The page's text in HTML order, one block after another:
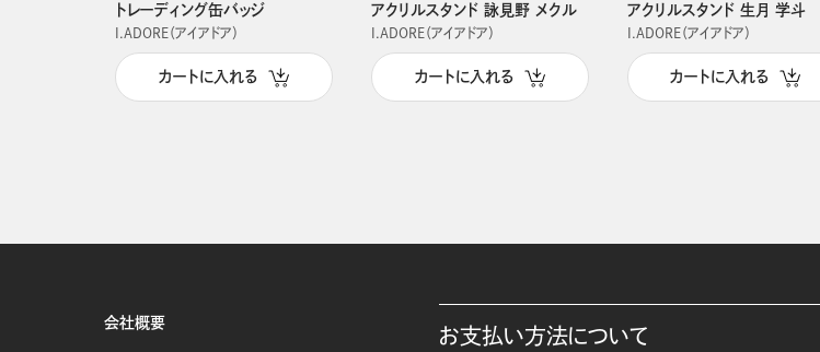
トレーディング缶バッジ
I.ADORE（アイアドア）
カートに入れる
アクリルスタンド 詠見野 メクル
I.ADORE（アイアドア）
カートに入れる
アクリルスタンド 生月 学斗
I.ADORE（アイアドア）
カートに入れる
会社概要
お支払い方法について